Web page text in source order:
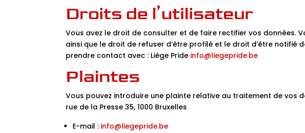
Droits de l’utilisateur
Vous avez le droit de consulter et de faire rectifier vos données.
ainsi que le droit de refuser d’être profilé et le droit d’être notifié
prendre contact avec : Liège Pride info@liegepride.be
Plaintes
Vous pouvez introduire une plainte relative au traitement de vos
rue de la Presse 35, 1000 Bruxelles
E-mail : info@liegepride.be